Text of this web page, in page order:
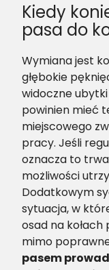
Kiedy
pasa do
Wymiana jest
głębokie
widoczne ubytki
powinien mieć
miejscowego
pracy. Jeśli
oznacza to
możliwości
Dodatkowym
sytuacja, w
osad na
mimo
pasem